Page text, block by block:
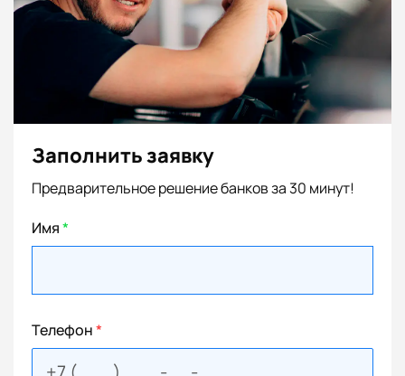
Заполнить заявку
Предварительное решение банков за 30 минут!
Имя*
Телефон*